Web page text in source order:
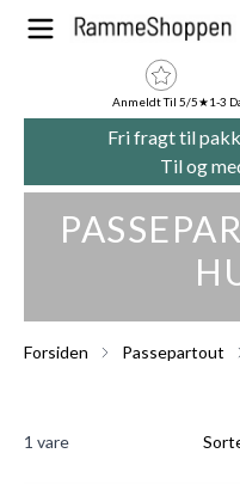
Skip to Content
Anmeldt Til 5/5★1-3
Fri fragt til
Til og
Forsiden Passepartout
1 vare